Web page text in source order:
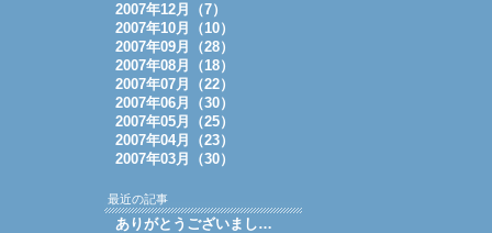
2007年12月（7）
2007年10月（10）
2007年09月（28）
2007年08月（18）
2007年07月（22）
2007年06月（30）
2007年05月（25）
2007年04月（23）
2007年03月（30）
最近の記事
ありがとうございまし…